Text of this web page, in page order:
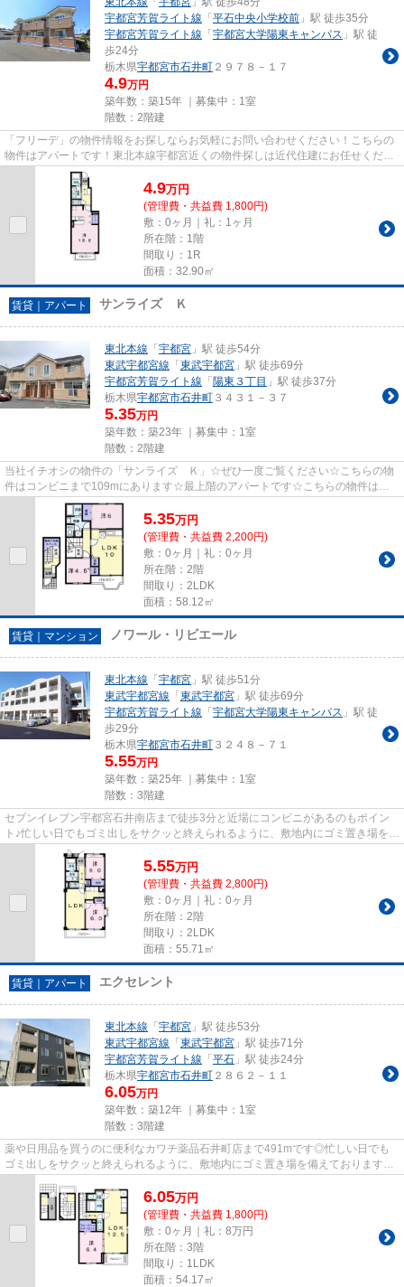
宇都宮芳賀ライト線 「 平石中央小学校前 」駅 徒歩35分
宇都宮芳賀ライト線 「 宇都宮大学陽東キャンパス 」駅 徒
歩24分
栃木県宇都宮市石井町 ２９７８－１７
4.9万円
築年数：築15年 ｜募集中： 1室
階数：2階建
「フリーデ」の物件情報をお探しならお気軽にお問い合わせください！こちらの
物件はアパートです！東北本線宇都宮近くの物件探しは近代住建にお任せくださ
い！028-624-2246かinfo@kind...
4.9万円
(管理費・共益費 1,800円)
敷：0ヶ月｜礼：1ヶ月
所在階：1階
間取り：1R
面積：32.90㎡
賃貸｜アパート サンライズ Ｋ
東北本線 「 宇都宮 」駅 徒歩54分
東武宇都宮線 「 東武宇都宮 」駅 徒歩69分
宇都宮芳賀ライト線 「 陽東３丁目 」駅 徒歩37分
栃木県宇都宮市石井町 ３４３１－３７
5.35万円
築年数：築23年 ｜募集中： 1室
階数：2階建
当社イチオシの物件の「サンライズ Ｋ」☆ぜひ一度ご覧ください☆こちらの物
件はコンビニまで109mにあります☆最上階のアパートです☆こちらの物件はア
パートです☆東北本線宇都宮周辺で賃...
5.35万円
(管理費・共益費 2,200円)
敷：0ヶ月｜礼：0ヶ月
所在階：2階
間取り：2LDK
面積：58.12㎡
賃貸｜マンション ノワール・リビエール
東北本線 「 宇都宮 」駅 徒歩51分
東武宇都宮線 「 東武宇都宮 」駅 徒歩69分
宇都宮芳賀ライト線 「 宇都宮大学陽東キャンパス 」駅 徒
歩29分
栃木県宇都宮市石井町 ３２４８－７１
5.55万円
築年数：築25年 ｜募集中： 1室
階数：3階建
セブンイレブン宇都宮石井南店まで徒歩3分と近場にコンビニがあるのもポイン
ト♪忙しい日でもゴミ出しをサクッと終えられるように、敷地内にゴミ置き場を備
えております♪造りとデザイン...
5.55万円
(管理費・共益費 2,800円)
敷：0ヶ月｜礼：0ヶ月
所在階：2階
間取り：2LDK
面積：55.71㎡
賃貸｜アパート エクセレント
東北本線 「 宇都宮 」駅 徒歩53分
東武宇都宮線 「 東武宇都宮 」駅 徒歩71分
宇都宮芳賀ライト線 「 平石 」駅 徒歩24分
栃木県宇都宮市石井町 ２８６２－１１
6.05万円
築年数：築12年 ｜募集中： 1室
階数：3階建
薬や日用品を買うのに便利なカワチ薬品石井町店まで491mです◎忙しい日でも
ゴミ出しをサクッと終えられるように、敷地内にゴミ置き場を備えております◎
6.05万円
(管理費・共益費 1,800円)
敷：0ヶ月｜礼：8万円
所在階：3階
間取り：1LDK
面積：54.17㎡